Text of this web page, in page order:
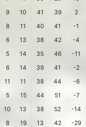
9 10 41 39
2
8 11 40 41
-1
6 13 38 42
-4
5 14 35 46
-11
6 14 39 41
-2
11 11 38 44
-6
5 15 44 51
-7
10 13 38 52
-14
8 19 13 42 -29